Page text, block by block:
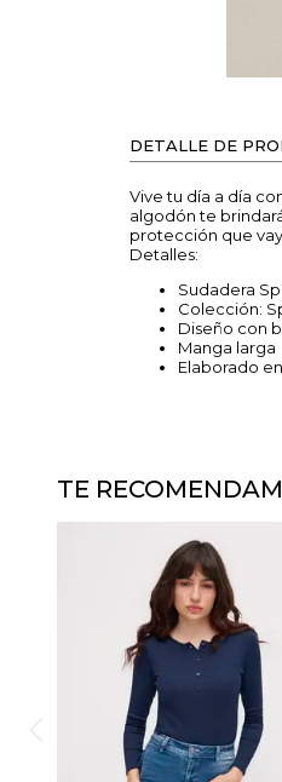
DETALLE DE
Vive tu día a día
algodón te
protección que
Detalles:
Sudadera
Colección:
Diseño con
Manga larga
Elaborado
TE